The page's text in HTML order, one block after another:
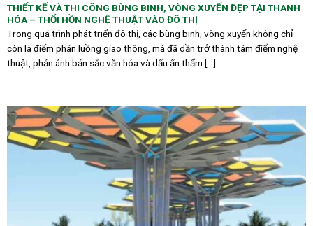
THIẾT KẾ VÀ THI CÔNG BÙNG BINH, VÒNG XUYẾN ĐẸP TẠI THANH
HÓA – THỔI HỒN NGHỆ THUẬT VÀO ĐÔ THỊ
Trong quá trình phát triển đô thị, các bùng binh, vòng xuyến không chỉ
còn là điểm phân luồng giao thông, mà đã dần trở thành tâm điểm nghệ
thuật, phản ánh bản sắc văn hóa và dấu ấn thẩm [...]